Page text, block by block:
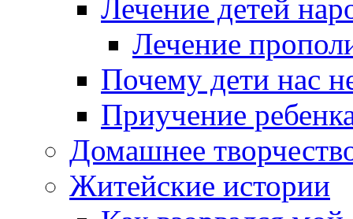
Лечение детей
Лечение
Почему дети нас
Приучение
Домашнее
Житейские истории